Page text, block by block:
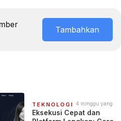
Tambahkan
TEKNOLOGI 4 minggu yang
lalu
Eksekusi Cepat dan